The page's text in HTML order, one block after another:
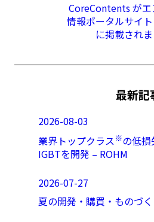
CoreContents が
情報ポータルサイト
に掲載されま
最新記
2026-08-03
業界トップクラス※の低
IGBTを開発 – ROHM
2026-07-27
夏の開発・購買・ものづ